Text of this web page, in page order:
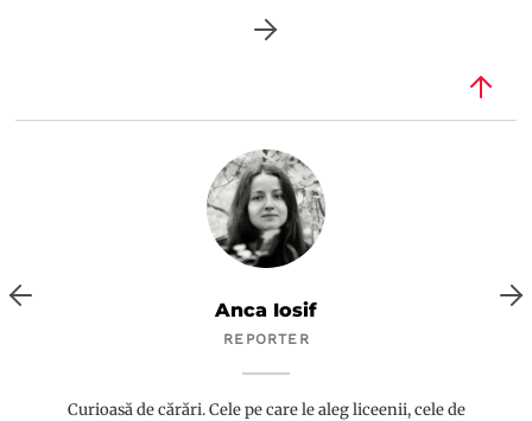
Anca Iosif
REPORTER
Curioasă de cărări. Cele pe care le aleg liceenii, cele de